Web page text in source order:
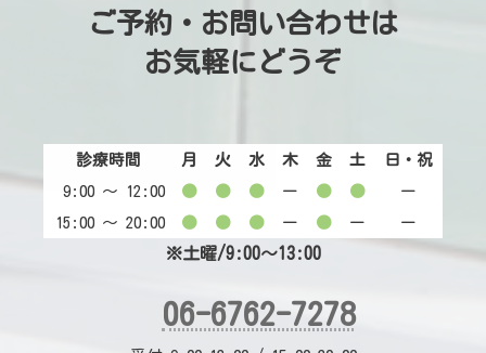
ご予約・お問い合わせは
お気軽にどうぞ
診療時間 月 火 水 木 金 土
日・祝
9:00 〜 12:00
● ● ● ー ● ●
ー
15:00 〜 20:00
● ● ● ー ● ー ー
※土曜/9:00～13:00
06-6762-7278